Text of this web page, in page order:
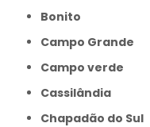
Bonito
Campo Grande
Campo verde
Cassilândia
Chapadão do Sul